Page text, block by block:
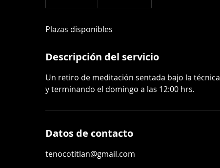
i
a
i
a
d
Plazas disponibles
Descripción del servicio
Un retiro de meditación sentada bajo la
y terminando el domingo a las 12:00 hrs.
Datos de contacto
tenocotitlan@gmail.com